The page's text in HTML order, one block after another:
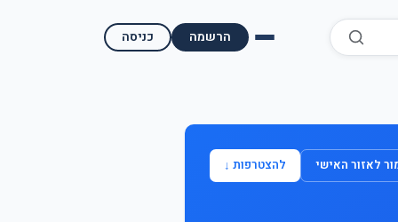
כניסה הרשמה
השוואת בתי השקעות למסחר עצמאי
מאמרים ומדריכים לאזור האישי להצטרפות ↓